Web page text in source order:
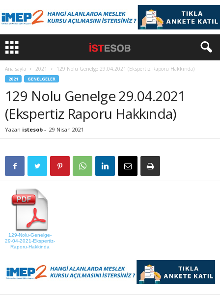
Ana sayfa 2021 129 Nolu Genelge 29.04.2021 (Ekspertiz Raporu Hakkında)
2021 GENELGELER
129 Nolu Genelge 29.04.2021
(Ekspertiz Raporu Hakkında)
Yazan istesob - 29 Nisan 2021
129-Nolu-Genelge-
29-04-2021-Ekspertiz-
Raporu-Hakkinda